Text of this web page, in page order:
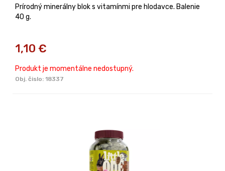
Prírodný minerálny blok s vitamínmi pre hlodavce. Balenie
40 g.
1,10 €
Produkt je momentálne nedostupný.
Obj. čislo: 18337